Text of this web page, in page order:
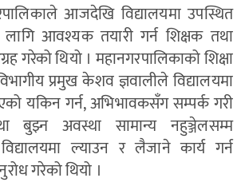
आजदेखि विद्यालयमा उपस्थित
आवश्यक तयारी गर्न शिक्षक तथा
गरेको थियो । महानगरपालिकाको शिक्षा
प्रमुख केशव ज्ञवालीले विद्यालयमा
यकिन गर्न, अभिभावकसँग सम्पर्क गरी
बुझ्न अवस्था सामान्य नहुञ्जेलसम्म
ल्याउन र लैजाने कार्य गर्न
गरेको थियो ।